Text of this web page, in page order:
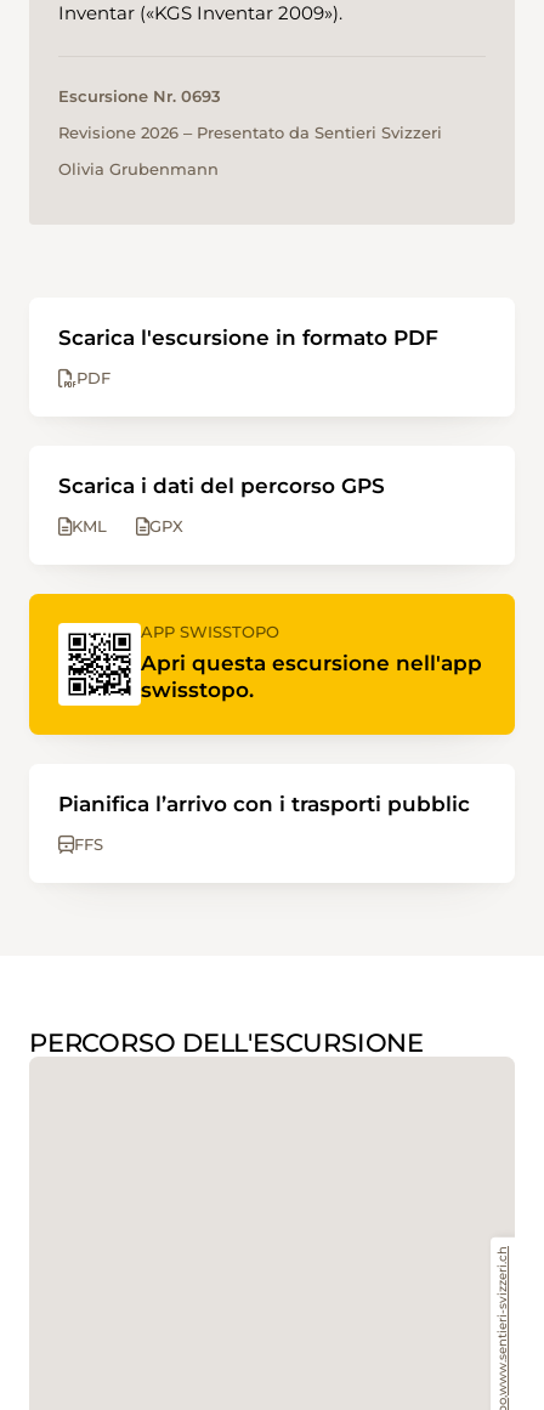
Inventar («KGS Inventar 2009»).
Escursione Nr. 0693
Revisione 2026 ‒ Presentato da Sentieri Svizzeri
Olivia Grubenmann
Scarica l'escursione in formato PDF
PDF
Scarica i dati del percorso GPS
KML GPX
APP SWISSTOPO
Apri questa escursione nell'app
swisstopo.
Pianifica l’arrivo con i trasporti pubblic
FFS
PERCORSO DELL'ESCURSIONE
www.sentieri-svizzeri.ch